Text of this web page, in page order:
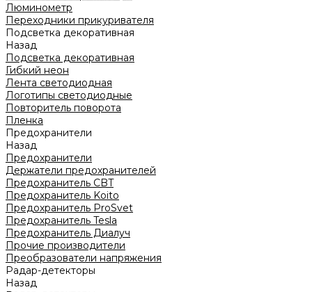
Люминометр
Переходники прикуривателя
Подсветка декоративная
Назад
Подсветка декоративная
Гибкий неон
Лента светодиодная
Логотипы светодиодные
Повторитель поворота
Пленка
Предохранители
Назад
Предохранители
Держатели предохранителей
Предохранитель CBT
Предохранитель Koito
Предохранитель ProSvet
Предохранитель Tesla
Предохранитель Диалуч
Прочие производители
Преобразователи напряжения
Радар-детекторы
Назад